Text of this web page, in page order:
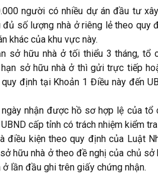
người có nhiều dự án đầu tư
số lượng nhà ở riêng lẻ theo quy
khác của khu vực này.
sở hữu nhà ở tối thiểu 3 tháng, tổ
sở hữu nhà ở thì gửi trực tiếp
định tại Khoản 1 Điều này đến
nhận được hồ sơ hợp lệ của tổ
cấp tỉnh có trách nhiệm kiểm
điều kiện theo quy định của Luật
hữu nhà ở theo đề nghị của chủ
lần đầu ghi trên giấy chứng nhận.